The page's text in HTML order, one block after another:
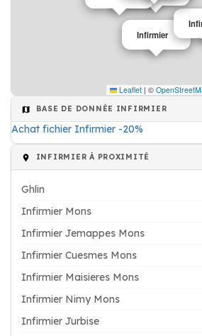
Infirmier
Leaflet | ©
BASE DE DONNÉE INFIRMIER
Achat fichier Infirmier -20%
INFIRMIER À PROXIMITÉ
Ghlin
Infirmier Mons
Infirmier Jemappes Mons
Infirmier Cuesmes Mons
Infirmier Maisieres Mons
Infirmier Nimy Mons
Infirmier Jurbise